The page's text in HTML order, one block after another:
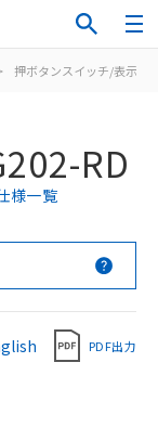
押ボタンスイッチ/表示灯
RD
様一覧
PDF出力